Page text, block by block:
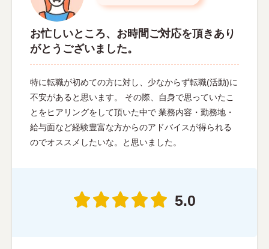
お忙しいところ、お時間ご対応を頂きあり
がとうございました。
特に転職が初めての方に対し、少なからず転職(活動)に
不安があると思います。 その際、自身で思っていたこ
とをヒアリングをして頂いた中で 業務内容・勤務地・
給与面など経験豊富な方からのアドバイスが得られる
のでオススメしたいな。と思いました。
5.0